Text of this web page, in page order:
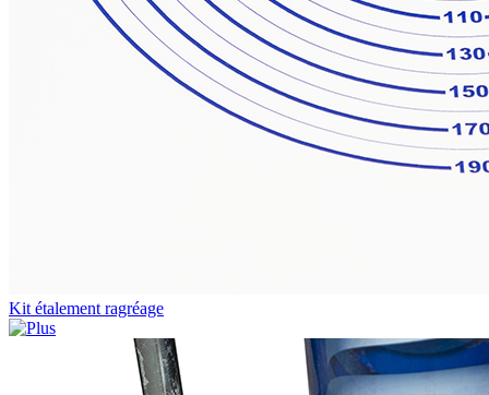
Kit étalement ragréage